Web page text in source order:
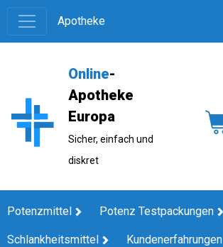
Apotheke
Online-
Apotheke
Europa
Sicher, einfach und
diskret
Potenzmittel Potenz Testpackungen
Schlankheitsmittel Kundenerfahrungen